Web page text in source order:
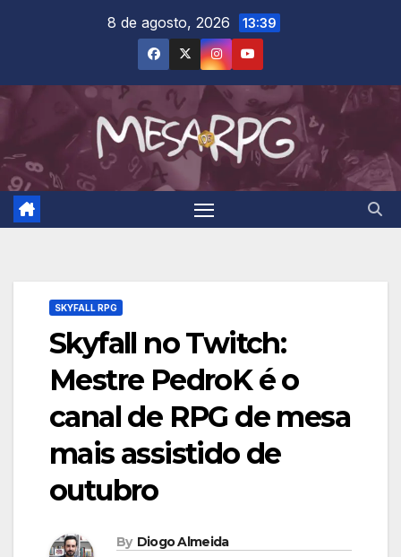
8 de agosto, 2026 13:39
SKYFALL RPG
Skyfall no Twitch:
Mestre PedroK é o
canal de RPG de mesa
mais assistido de
outubro
By Diogo Almeida